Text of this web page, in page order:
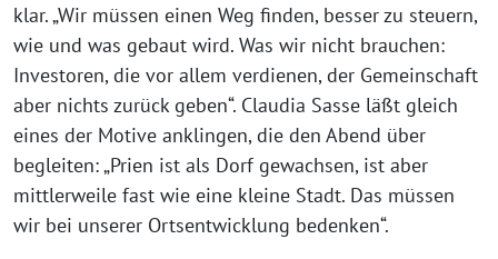
klar. „Wir müssen einen Weg finden, besser zu steuern,
wie und was gebaut wird. Was wir nicht brauchen:
Investoren, die vor allem verdienen, der Gemeinschaft
aber nichts zurück geben“. Claudia Sasse läßt gleich
eines der Motive anklingen, die den Abend über
begleiten: „Prien ist als Dorf gewachsen, ist aber
mittlerweile fast wie eine kleine Stadt. Das müssen
wir bei unserer Ortsentwicklung bedenken“.